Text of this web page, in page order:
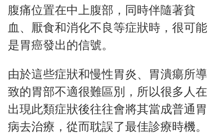
腹痛位置在中上腹部，同時伴隨著貧
血、厭食和消化不良等症狀時，很可能
是胃癌發出的信號。
由於這些症狀和慢性胃炎、胃潰瘍所導
致的胃部不適很難區別，所以很多人在
出現此類症狀後往往會將其當成普通胃
病去治療，從而耽誤了最佳診療時機。